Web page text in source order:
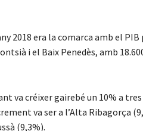
2018 era la comarca amb el
i el Baix Penedès, amb
va créixer gairebé un 10% a
va ser a l’Alta Ribagorça
(9,3%).